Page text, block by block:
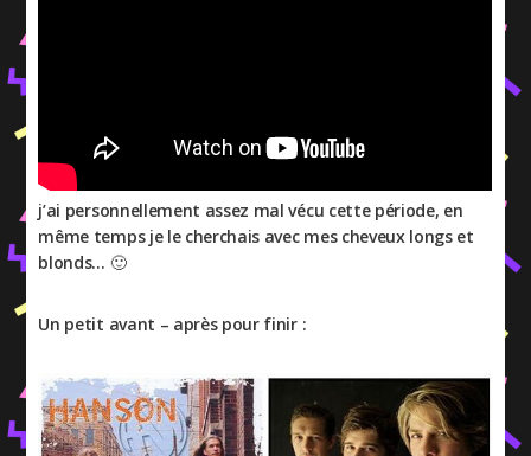
j’ai personnellement assez mal vécu cette période, en
même temps je le cherchais avec mes cheveux longs et
blonds… 🙂
Un petit avant – après pour finir :